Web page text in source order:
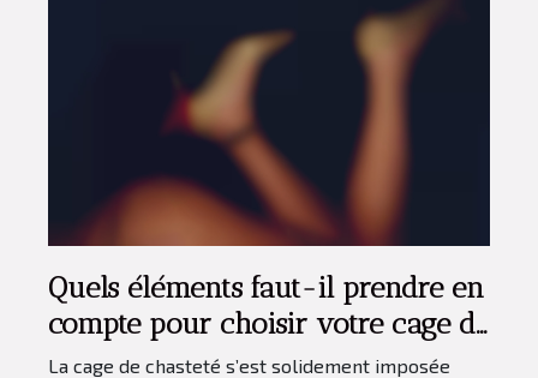
Quels éléments faut-il prendre en
compte pour choisir votre cage de
chasteté ?
La cage de chasteté s’est solidement imposée